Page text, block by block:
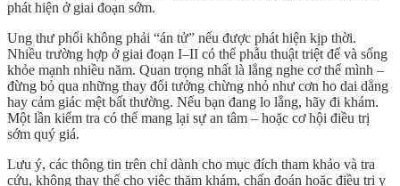
phát hiện ở giai đoạn sớm.
Ung thư phổi không phải “án tử” nếu được phát hiện kịp thời.
Nhiều trường hợp ở giai đoạn I–II có thể phẫu thuật triệt để và sống
khỏe mạnh nhiều năm. Quan trọng nhất là lắng nghe cơ thể mình –
đừng bỏ qua những thay đổi tưởng chừng nhỏ như cơn ho dai dẳng
hay cảm giác mệt bất thường. Nếu bạn đang lo lắng, hãy đi khám.
Một lần kiểm tra có thể mang lại sự an tâm – hoặc cơ hội điều trị
sớm quý giá.
Lưu ý, các thông tin trên chỉ dành cho mục đích tham khảo và tra
cứu, không thay thế cho việc thăm khám, chẩn đoán hoặc điều trị y